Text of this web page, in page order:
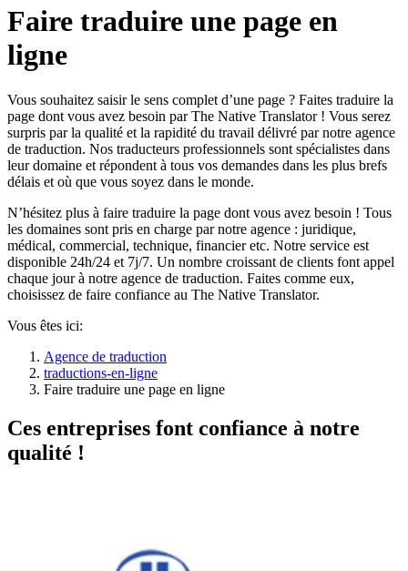
Faire traduire une page en
ligne
Vous souhaitez saisir le sens complet d’une page ? Faites traduire la
page dont vous avez besoin par The Native Translator ! Vous serez
surpris par la qualité et la rapidité du travail délivré par notre agence
de traduction. Nos traducteurs professionnels sont spécialistes dans
leur domaine et répondent à tous vos demandes dans les plus brefs
délais et où que vous soyez dans le monde.
N’hésitez plus à faire traduire la page dont vous avez besoin ! Tous
les domaines sont pris en charge par notre agence : juridique,
médical, commercial, technique, financier etc. Notre service est
disponible 24h/24 et 7j/7. Un nombre croissant de clients font appel
chaque jour à notre agence de traduction. Faites comme eux,
choisissez de faire confiance au The Native Translator.
Vous êtes ici:
Agence de traduction
traductions-en-ligne
Faire traduire une page en ligne
Ces entreprises font confiance à notre
qualité !